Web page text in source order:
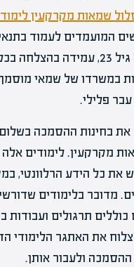
שמאות מקרקעין
המועמדים לעמוד
מועמדים מעל גיל 23, עמידה
במשרדו של שמאי
פלילי.
את בחינות ההסמכה
מקרקעין. לימודים אלה
את כל הידע הרלוונטי,
מדובר בלימודים
תרגולים ועבודות
את האתגר הלימודי
ההסמכה ולעבור אותן.